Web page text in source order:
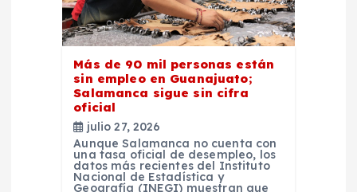
Más de 90 mil personas están
sin empleo en Guanajuato;
Salamanca sigue sin cifra
oficial
julio 27, 2026
Aunque Salamanca no cuenta con
una tasa oficial de desempleo, los
datos más recientes del Instituto
Nacional de Estadística y
Geografía (INEGI) muestran que